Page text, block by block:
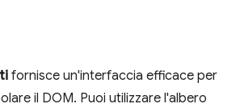
fornisce un'interfaccia efficace per
il DOM. Puoi utilizzare l'albero